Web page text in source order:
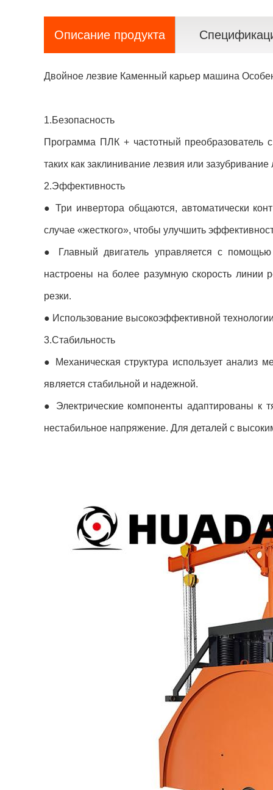
Описание продукта
Двойное лезвие Каменный карьер машина
1.Безопасность
Программа ПЛК + частотный преобразователь
таких как заклинивание лезвия или зазубривание
2.Эффективность
● Три инвертора общаются, автоматически
случае «жесткого», чтобы улучшить
● Главный двигатель управляется с
настроены на более разумную скорость
резки.
● Использование высокоэффективной
3.Стабильность
● Механическая структура использует анализ
является стабильной и надежной.
● Электрические компоненты адаптированы к
нестабильное напряжение. Для деталей с